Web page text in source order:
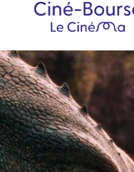
FILMS ET HORAIRES
ÉVÉNEMENTS
SCOLAIRES
PRATIQUE